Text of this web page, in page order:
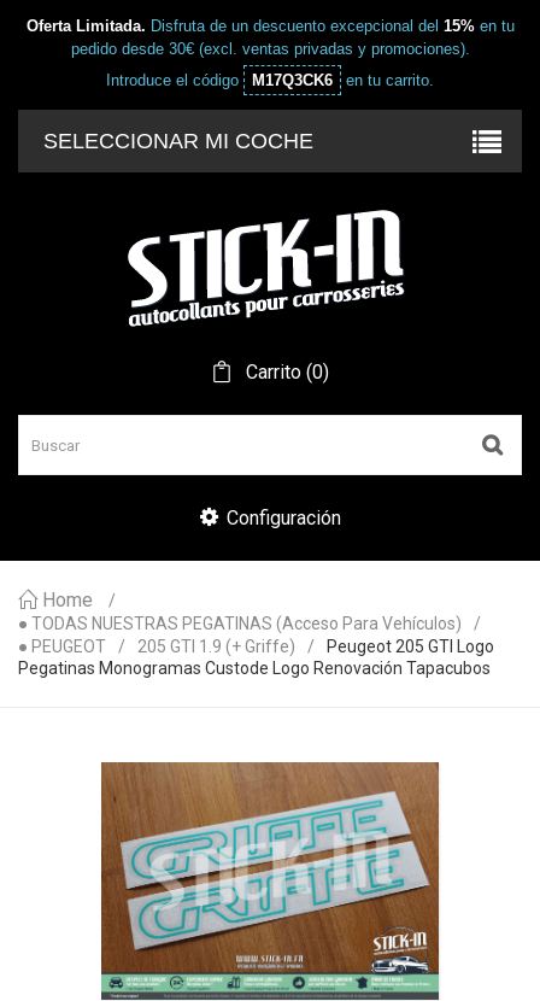
Oferta Limitada. Disfruta de un descuento excepcional del 15%en tu
pedido desde 30€ (excl. ventas privadas y promociones).
Introduce el código
M17Q3CK6 en tu carrito.
SELECCIONAR MI COCHE
Carrito (0)
Configuración
Home
● TODAS NUESTRAS PEGATINAS (acceso Para Vehículos)
● PEUGEOT
205 GTI 1.9 (+ Griffe)
Peugeot 205 GTI Logo
Pegatinas Monogramas Custode Logo Renovación Tapacubos